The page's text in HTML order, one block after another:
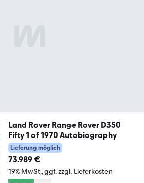
Land Rover Range Rover D350
Fifty 1 of 1970 Autobiography
Lieferung möglich
73.989 €
19% MwSt. ggf. zzgl. Lieferkosten